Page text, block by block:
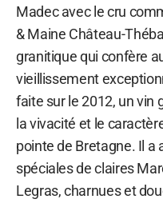
Madec avec le cru
& Maine Château-
granitique qui confère
vieillissement
faite sur le 2012, un vin
la vivacité et le
pointe de Bretagne. Il a
spéciales de claires
Legras, charnues et